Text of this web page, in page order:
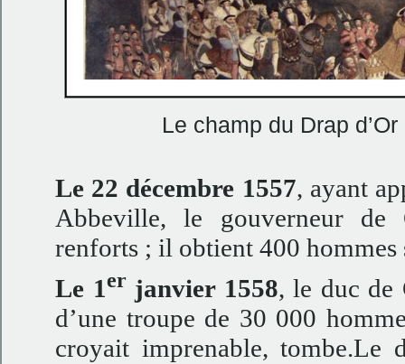
Le champ du Drap
Le 22 décembre 1557, ayant
Abbeville, le gouverneur de
renforts ; il obtient 400 hommes
Le 1erjanvier 1558, le duc de
d’une troupe de 30 000
croyait imprenable, tombe.Le